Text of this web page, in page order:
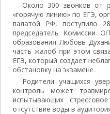
Около 300 звонков от
«горячую линию» по ЕГЭ,
палатой РФ, поступило
председатель Комиссии
образования Любовь
часть жалоб при этом
ЕГЭ, который создает
обстановку на экзамене.
Родители учащихся
контроль может
испытывающих
отсутствие воды в